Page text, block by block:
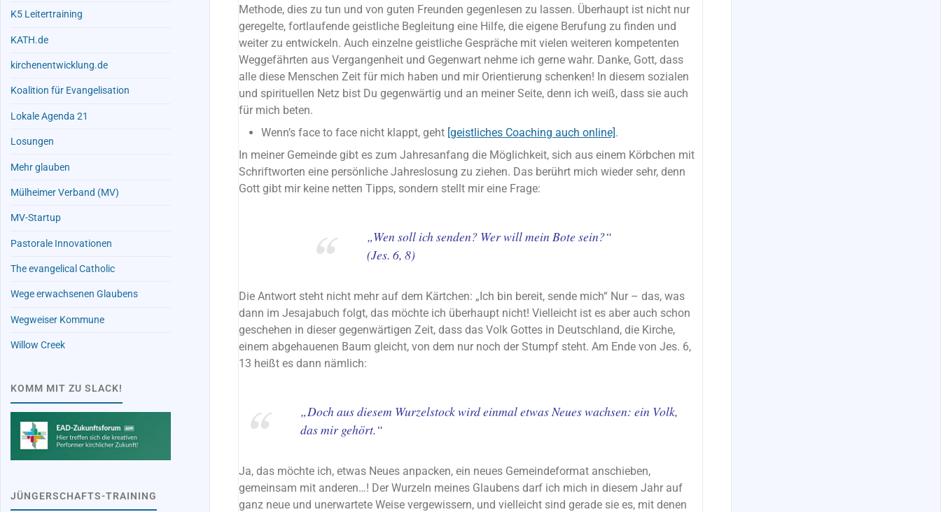
Methode, dies zu tun und von guten Freunden gegenlesen zu lassen. Überhaupt ist nicht nur
geregelte, fortlaufende geistliche Begleitung eine Hilfe, die eigene Berufung zu finden und
weiter zu entwickeln. Auch einzelne geistliche Gespräche mit vielen weiteren kompetenten
Weggefährten aus Vergangenheit und Gegenwart nehme ich gerne wahr. Danke, Gott, dass
alle diese Menschen Zeit für mich haben und mir Orientierung schenken! In diesem sozialen
und spirituellen Netz bist Du gegenwärtig und an meiner Seite, denn ich weiß, dass sie auch
für mich beten.
Wenn’s face to face nicht klappt, geht [geistliches Coaching auch online].
In meiner Gemeinde gibt es zum Jahresanfang die Möglichkeit, sich aus einem Körbchen mit
Schriftworten eine persönliche Jahreslosung zu ziehen. Das berührt mich wieder sehr, denn
Gott gibt mir keine netten Tipps, sondern stellt mir eine Frage:
„Wen soll ich senden? Wer will mein Bote sein?“
(Jes. 6, 8)
Die Antwort steht nicht mehr auf dem Kärtchen: „Ich bin bereit, sende mich“ Nur – das, was
dann im Jesajabuch folgt, das möchte ich überhaupt nicht! Vielleicht ist es aber auch schon
geschehen in dieser gegenwärtigen Zeit, dass das Volk Gottes in Deutschland, die Kirche,
einem abgehauenen Baum gleicht, von dem nur noch der Stumpf steht. Am Ende von Jes. 6,
13 heißt es dann nämlich:
„Doch aus diesem Wurzelstock wird einmal etwas Neues wachsen: ein Volk,
das mir gehört.“
Ja, das möchte ich, etwas Neues anpacken, ein neues Gemeindeformat anschieben,
gemeinsam mit anderen…! Der Wurzeln meines Glaubens darf ich mich in diesem Jahr auf
ganz neue und unerwartete Weise vergewissern, und vielleicht sind gerade sie es, mit denen
K5 Leitertraining
KATH.de
kirchenentwicklung.de
Koalition für Evangelisation
Lokale Agenda 21
Losungen
Mehr glauben
Mülheimer Verband (MV)
MV-Startup
Pastorale Innovationen
The evangelical Catholic
Wege erwachsenen Glaubens
Wegweiser Kommune
Willow Creek
KOMM MIT ZU SLACK!
JÜNGERSCHAFTS-TRAINING